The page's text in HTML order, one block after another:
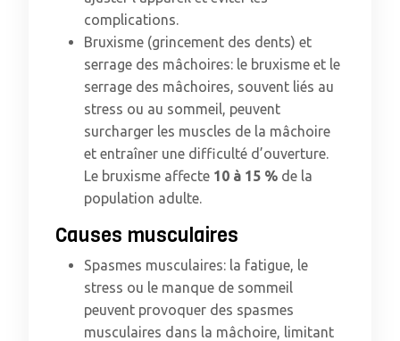
complications.
Bruxisme (grincement des dents) et
serrage des mâchoires: le bruxisme et le
serrage des mâchoires, souvent liés au
stress ou au sommeil, peuvent
surcharger les muscles de la mâchoire
et entraîner une difficulté d’ouverture.
Le bruxisme affecte 10 à 15 % de la
population adulte.
Causes musculaires
Spasmes musculaires: la fatigue, le
stress ou le manque de sommeil
peuvent provoquer des spasmes
musculaires dans la mâchoire, limitant